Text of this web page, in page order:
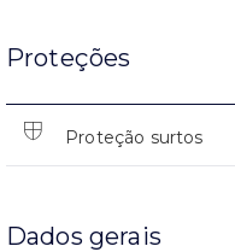
Proteções
Proteção surtos
Dados gerais